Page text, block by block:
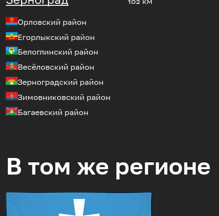
Орловский район
Егорлыкский район
Белоглинский район
Весёловский район
Зерноградский район
Зимовниковский район
Багаевский район
В том же регионе